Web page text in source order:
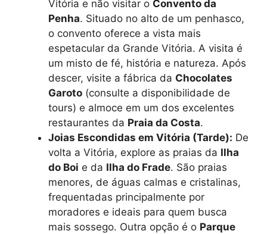
Vitória e não visitar o Convento da
Penha. Situado no alto de um penhasco,
o convento oferece a vista mais
espetacular da Grande Vitória. A visita é
um misto de fé, história e natureza. Após
descer, visite a fábrica da Chocolates
Garoto (consulte a disponibilidade de
tours) e almoce em um dos excelentes
restaurantes da Praia da Costa.
Joias Escondidas em Vitória (Tarde): De
volta a Vitória, explore as praias da Ilha
do Boi e da Ilha do Frade. São praias
menores, de águas calmas e cristalinas,
frequentadas principalmente por
moradores e ideais para quem busca
mais sossego. Outra opção é o Parque